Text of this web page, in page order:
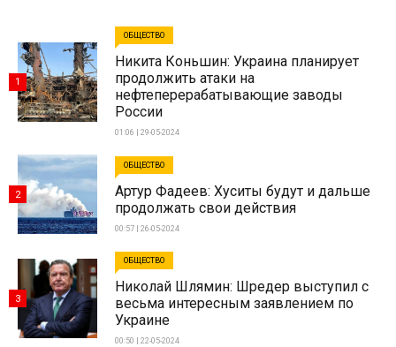
ОБЩЕСТВО
Никита Коньшин: Украина планирует
продолжить атаки на
нефтеперерабатывающие заводы
России
01:06 | 29-05-2024
1
ОБЩЕСТВО
Артур Фадеев: Хуситы будут и дальше
продолжать свои действия
00:57 | 26-05-2024
2
ОБЩЕСТВО
Николай Шлямин: Шредер выступил с
весьма интересным заявлением по
Украине
00:50 | 22-05-2024
3